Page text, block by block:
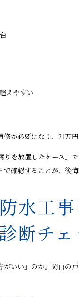
えやすい
が必要になり、21万
を放置したケース」
で確認することが、後
水工
断チェ
いい」のか。岡山